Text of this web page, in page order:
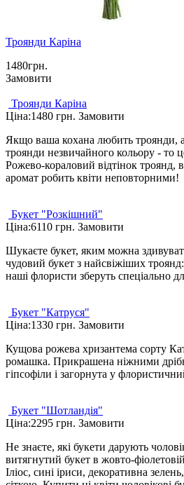
Троянди Каріна
1480грн.
Замовити
Троянди Каріна
Ціна:1480 грн. Замовити
Якщо ваша кохана любить троянди,
троянди незвичайного кольору - то
Рожево-кораловий відтінок троянд,
аромат робить квіти неповторними!
Букет "Розкішний"
Ціна:6110 грн. Замовити
Шукаєте букет, яким можна
чудовий букет з найсвіжіших
наші флористи зберуть спеціально
Букет "Катруся"
Ціна:1330 грн. Замовити
Кущова рожева хризантема сорту
ромашка. Прикрашена ніжними
гіпсофіли і загорнута у
Букет "Шотландія"
Ціна:2295 грн. Замовити
Не знаєте, які букети дарують
витягнутий букет в жовто-
Іліос, сині іриси, декоративна